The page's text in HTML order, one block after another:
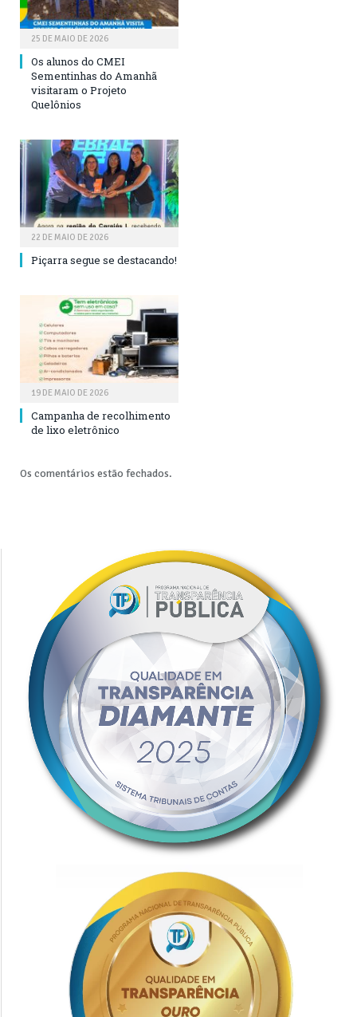
25 DE MAIO DE 2026
Os alunos do CMEI
Sementinhas do Amanhã
visitaram o Projeto
Quelônios
22 DE MAIO DE 2026
Piçarra segue se destacando!
19 DE MAIO DE 2026
Campanha de recolhimento
de lixo eletrônico
Os comentários estão fechados.